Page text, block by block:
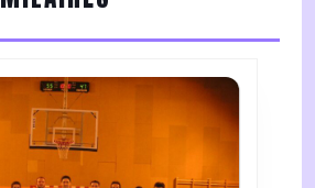
post: